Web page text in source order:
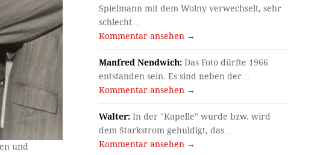
und
Spielmann mit dem Wolny verwechselt, sehr
schlecht…
Kommentar ansehen →
Manfred Nendwich: Das Foto dürfte 1966
entstanden sein. Es sind neben der…
Kommentar ansehen →
Walter: In der "Kapelle" wurde bzw. wird
dem Starkstrom gehuldigt, das…
Kommentar ansehen →